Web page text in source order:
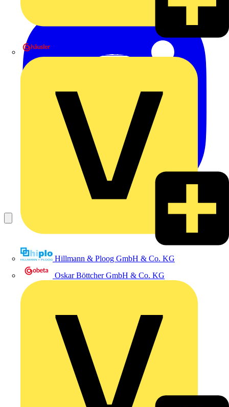
Hillmann & Ploog GmbH & Co. KG
Oskar Böttcher GmbH & Co. KG